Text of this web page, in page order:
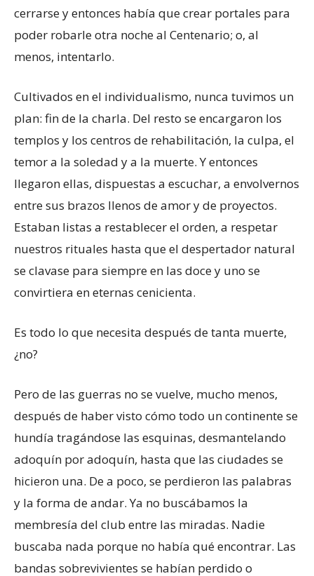
cerrarse y entonces había que crear portales para
poder robarle otra noche al Centenario; o, al
menos, intentarlo.
Cultivados en el individualismo, nunca tuvimos un
plan: fin de la charla. Del resto se encargaron los
templos y los centros de rehabilitación, la culpa, el
temor a la soledad y a la muerte. Y entonces
llegaron ellas, dispuestas a escuchar, a envolvernos
entre sus brazos llenos de amor y de proyectos.
Estaban listas a restablecer el orden, a respetar
nuestros rituales hasta que el despertador natural
se clavase para siempre en las doce y uno se
convirtiera en eternas cenicienta.
Es todo lo que necesita después de tanta muerte,
¿no?
Pero de las guerras no se vuelve, mucho menos,
después de haber visto cómo todo un continente se
hundía tragándose las esquinas, desmantelando
adoquín por adoquín, hasta que las ciudades se
hicieron una. De a poco, se perdieron las palabras
y la forma de andar. Ya no buscábamos la
membresía del club entre las miradas. Nadie
buscaba nada porque no había qué encontrar. Las
bandas sobrevivientes se habían perdido o